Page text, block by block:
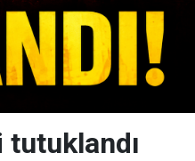
tutuklandı